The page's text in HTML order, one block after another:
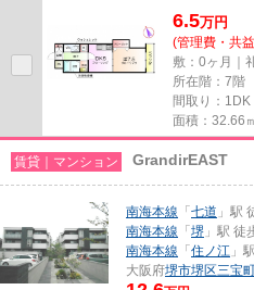
6.5万円
(管理費・共
敷：0ヶ月｜
所在階：7階
間取り：1DK
面積：32.66
賃貸｜マンション GrandirEAST
南海本線 「 七道 」駅
南海本線 「 堺 」駅 徒
南海本線 「 住ノ江 」
大阪府堺市堺区三宝